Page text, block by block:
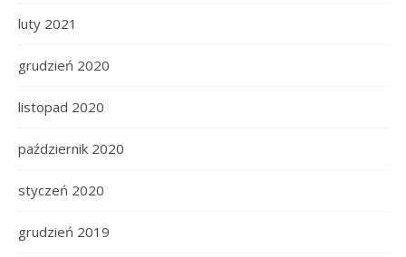
luty 2021
grudzień 2020
listopad 2020
październik 2020
styczeń 2020
grudzień 2019